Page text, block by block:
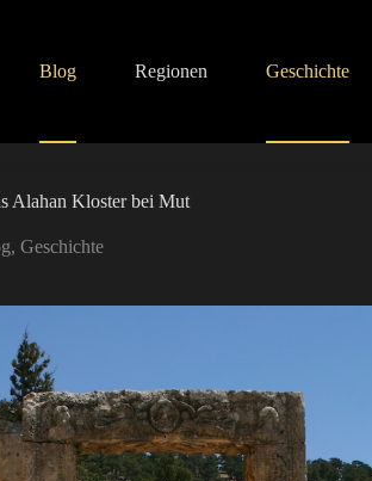
Blog Regionen Geschichte
Alahan Kloster bei Mut
, Geschichte